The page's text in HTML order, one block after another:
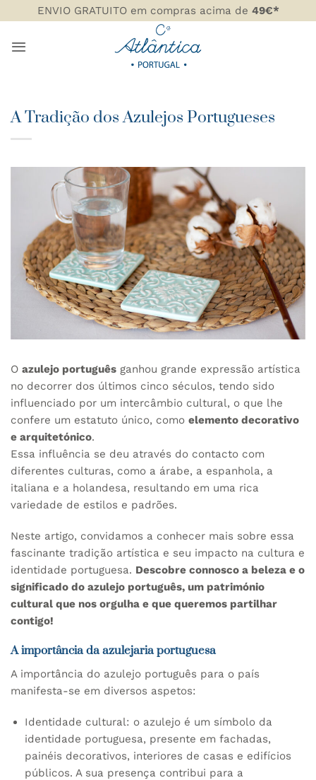
to
content
ENVIO GRATUITO em compras acima de 49€*
A Tradição dos Azulejos Portugueses
O azulejo português ganhou grande expressão artística
no decorrer dos últimos cinco séculos, tendo sido
influenciado por um intercâmbio cultural, o que lhe
confere um estatuto único, como elemento decorativo
e arquitetónico.
Essa influência se deu através do contacto com
diferentes culturas, como a árabe, a espanhola, a
italiana e a holandesa, resultando em uma rica
variedade de estilos e padrões.
Neste artigo, convidamos a conhecer mais sobre essa
fascinante tradição artística e seu impacto na cultura e
identidade portuguesa. Descobre connosco a beleza e o
significado do azulejo português, um património
cultural que nos orgulha e que queremos partilhar
contigo!
A importância da azulejaria portuguesa
A importância do azulejo português para o país
manifesta-se em diversos aspetos:
Identidade cultural: o azulejo é um símbolo da
identidade portuguesa, presente em fachadas,
painéis decorativos, interiores de casas e edifícios
públicos. A sua presença contribui para a